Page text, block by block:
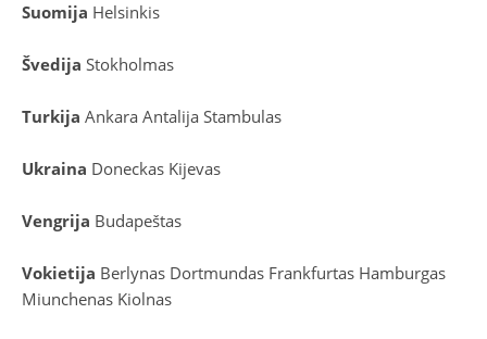
Suomija Helsinkis
Švedija Stokholmas
Turkija Ankara Antalija Stambulas
Ukraina Doneckas Kijevas
Vengrija Budapeštas
Vokietija Berlynas Dortmundas Frankfurtas Hamburgas
Miunchenas Kiolnas